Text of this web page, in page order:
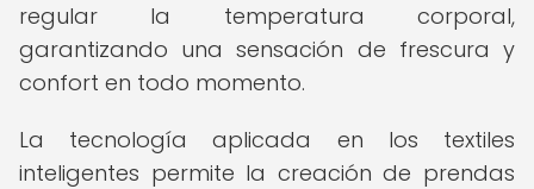
regular la temperatura corporal,
garantizando una sensación de frescura y
confort en todo momento.
La tecnología aplicada en los textiles
inteligentes permite la creación de prendas